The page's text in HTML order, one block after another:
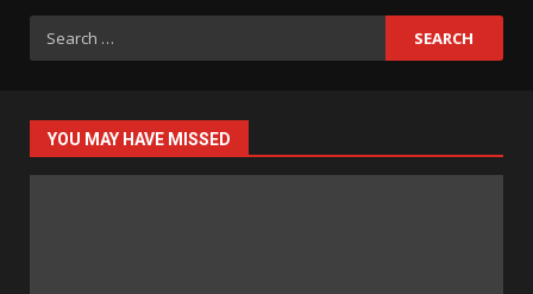
Search
for:
YOU MAY HAVE MISSED